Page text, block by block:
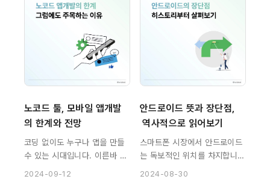
노코드 툴, 모바일 앱개발
의 한계와 전망
코딩 없이도 누구나 앱을 만들
수 있는 시대입니다. 이른바 노
2024-09-12
안드로이드 뜻과 장단점,
역사적으로 읽어보기
스마트폰 시장에서 안드로이드
는 독보적인 위치를 차지합니
2024-08-30